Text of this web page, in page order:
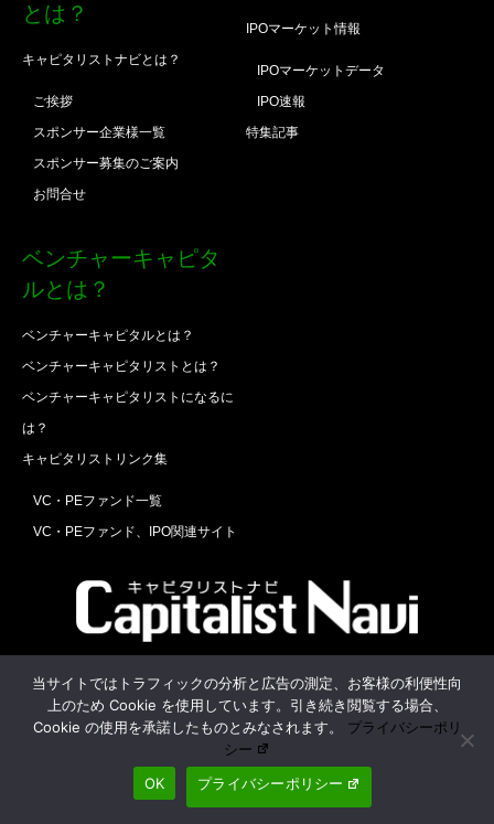
とは？
キャピタリストナビとは？
ご挨拶
スポンサー企業様一覧
スポンサー募集のご案内
お問合せ
IPOマーケット情報
IPOマーケットデータ
IPO速報
特集記事
ベンチャーキャピタ
ルとは？
ベンチャーキャピタルとは？
ベンチャーキャピタリストとは？
ベンチャーキャピタリストになるに
は？
キャピタリストリンク集
VC・PEファンド一覧
VC・PEファンド、IPO関連サイト
運営会社 お問合せ
©キャピタリストナビ . All Rights Reserved.
当サイトではトラフィックの分析と広告の測定、お客様の利便性向
上のため Cookie を使用しています。引き続き閲覧する場合、
Cookie の使用を承諾したものとみなされます。 プライバシーポリ
シー
OK
プライバシーポリシー